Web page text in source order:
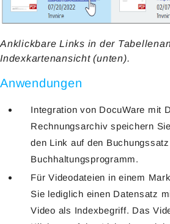
Anklickbare Links in der
Indexkartenansicht (unten).
Anwendungen
Integration von DocuWare mit
Rechnungsarchiv speichern
den Link auf den
Buchhaltungsprogramm.
Für Videodateien in einem
Sie lediglich einen Datensatz
Video als Indexbegriff. Das